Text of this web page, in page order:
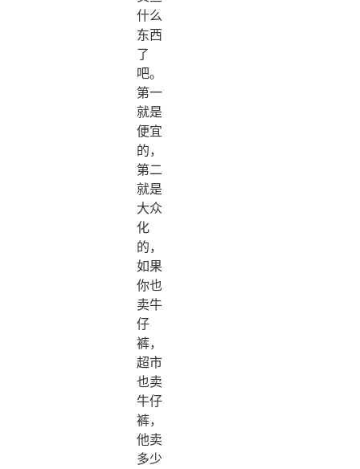
什么
东西
了
吧。
第一
就是
便宜
的，
第二
就是
大众
化
的，
如果
你也
卖牛
仔
裤，
超市
也卖
牛仔
裤，
他卖
多少